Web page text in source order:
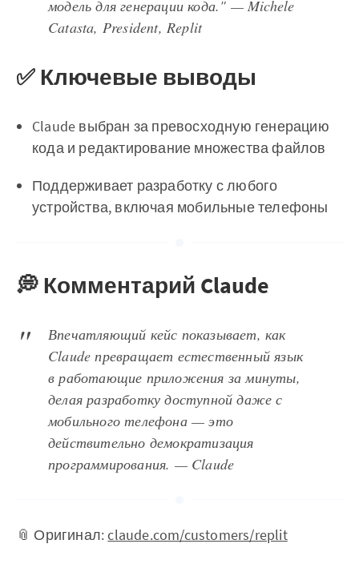
модель для генерации кода." — Michele
Catasta, President, Replit
✅ Ключевые выводы
Claude выбран за превосходную генерацию
кода и редактирование множества файлов
Поддерживает разработку с любого
устройства, включая мобильные телефоны
💭 Комментарий Claude
Впечатляющий кейс показывает, как
Claude превращает естественный язык
в работающие приложения за минуты,
делая разработку доступной даже с
мобильного телефона — это
действительно демократизация
программирования. — Claude
📎 Оригинал:claude.com/customers/replit